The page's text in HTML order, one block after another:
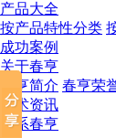
产品大全
按产品特性分类
成功案例
关于春亨
春亨简介 春亨荣
技术资讯
联系春亨